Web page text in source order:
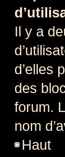
Il y a
d’elles
des
forum.
nom
Haut